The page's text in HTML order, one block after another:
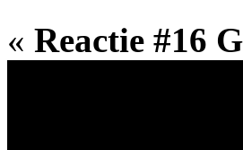
« Reactie #16